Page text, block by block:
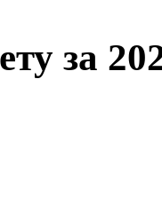
за